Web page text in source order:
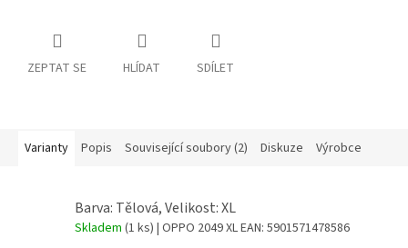
ZEPTAT SE HLÍDAT SDÍLET
Varianty Popis Související soubory (2) Diskuze Výrobce
Barva: Tělová, Velikost: XL
Skladem (1 ks) | OPPO 2049 XLEAN: 5901571478586